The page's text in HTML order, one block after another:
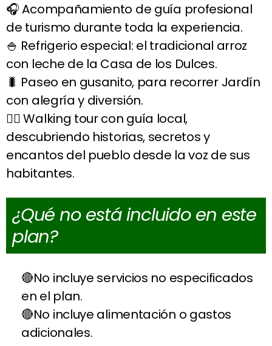
🎧 Acompañamiento de guía profesional
de turismo durante toda la experiencia.
🍚 Refrigerio especial: el tradicional arroz
con leche de la Casa de los Dulces.
🐛 Paseo en gusanito, para recorrer Jardín
con alegría y diversión.
🚶‍♀️ Walking tour con guía local,
descubriendo historias, secretos y
encantos del pueblo desde la voz de sus
habitantes.
¿Qué no está incluido en este
plan?
No incluye servicios no especificados
en el plan.
No incluye alimentación o gastos
adicionales.